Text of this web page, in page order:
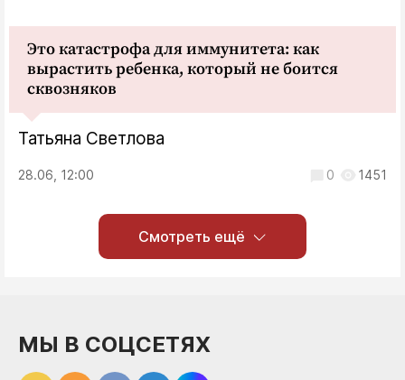
Это катастрофа для иммунитета: как
вырастить ребенка, который не боится
сквозняков
Татьяна Светлова
28.06, 12:00 0 1451
Смотреть ещё
МЫ В СОЦСЕТЯХ